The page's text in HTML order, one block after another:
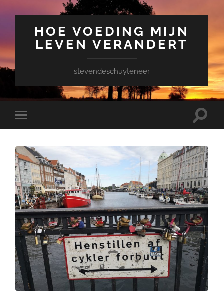
HOE VOEDING MIJN
LEVEN VERANDERT
stevendeschuyteneer
Toggle
mobiel
Toggle